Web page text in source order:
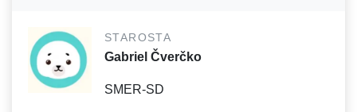
STAROSTA
Gabriel Čverčko
SMER-SD